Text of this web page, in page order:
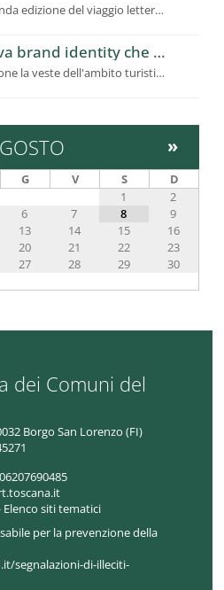
Presentata la seconda edizione del viaggio letterario itinerante in Mugello
Mugello: nuova brand identity che racconta la “Toscana Autentica”
Presentata in Regione la veste dell'ambito turistico per valorizzare e promuovere il territorio
»
G V S
D
1
2
6 7 8
9
13 14 15
16
20 21 22
23
27 28 29
30
dei Comuni del
Borgo San Lorenzo (FI)
06207690485
Elenco siti tematici
per la prevenzione della
segnalazioni-di-illeciti-